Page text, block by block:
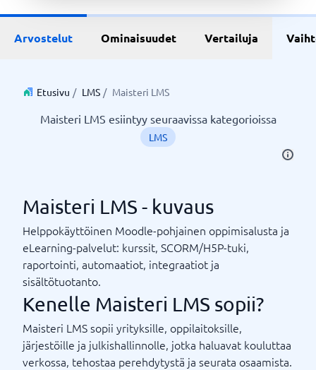
Arvostelut Ominaisuudet Vertailuja
Etusivu / LMS / Maisteri LMS
Maisteri LMS esiintyy seuraavissa kategorioissa
LMS
Maisteri LMS - kuvaus
Helppokäyttöinen Moodle-pohjainen oppimisalusta ja
eLearning-palvelut: kurssit, SCORM/H5P-tuki,
raportointi, automaatiot, integraatiot ja
sisältötuotanto.
Kenelle Maisteri LMS sopii?
Maisteri LMS sopii yrityksille, oppilaitoksille,
järjestöille ja julkishallinnolle, jotka haluavat kouluttaa
verkossa, tehostaa perehdytystä ja seurata osaamista.